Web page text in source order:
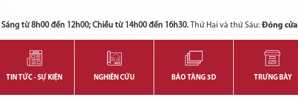
Sáng từ 8h00 đến 12h00; Chiều từ 14h00 đến 16h30. Thứ Hai và thứ Sáu: Đóng cửa
TIN TỨC - SỰ KIỆN NGHIÊN CỨU BẢO TÀNG 3D TRƯNG BÀY